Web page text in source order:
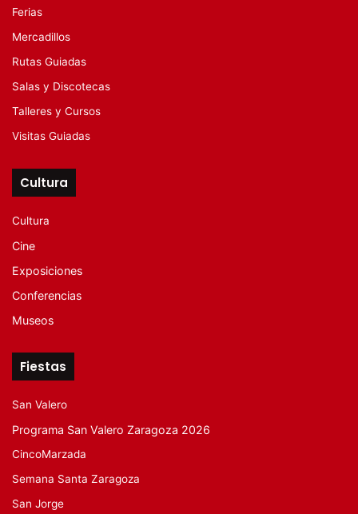
Ferias
Mercadillos
Rutas Guiadas
Salas y Discotecas
Talleres y Cursos
Visitas Guiadas
Cultura
Cultura
Cine
Exposiciones
Conferencias
Museos
Fiestas
San Valero
Programa San Valero Zaragoza 2026
CincoMarzada
Semana Santa Zaragoza
San Jorge